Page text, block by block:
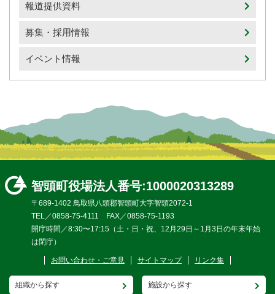
報道提供資料
募集・採用情報
イベント情報
智頭町役場法人番号:1000020313289
〒689-1402 鳥取県八頭郡智頭町大字智頭2072-1
TEL／0858-75-4111 FAX／0858-75-1193
開庁時間／8:30〜17:15（土・日・祝、12月29日～1月3日の年末年始
は閉庁）
お問い合わせ・ご意見 サイトマップ リンク集
組織から探す 施設から探す